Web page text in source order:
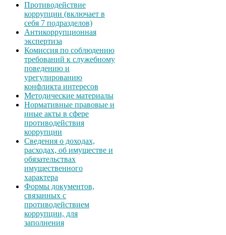
Противодействие
коррупции (включает в
себя 7 подразделов)
Антикоррупционная
экспертиза
Комиссия по соблюдению
требований к служебному
поведению и
урегулированию
конфликта интересов
Методические материалы
Нормативные правовые и
иные акты в сфере
противодействия
коррупции
Сведения о доходах,
расходах, об имуществе и
обязательствах
имущественного
характера
Формы документов,
связанных с
противодействием
коррупции, для
заполнения